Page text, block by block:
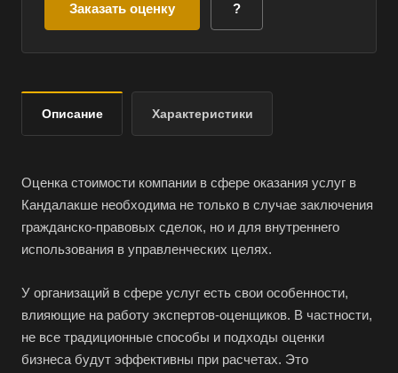
Заказать оценку ?
Описание Характеристики
Оценка стоимости компании в сфере оказания услуг в
Кандалакше необходима не только в случае заключения
гражданско-правовых сделок, но и для внутреннего
использования в управленческих целях.
У организаций в сфере услуг есть свои особенности,
влияющие на работу экспертов-оценщиков. В частности,
не все традиционные способы и подходы оценки
бизнеса будут эффективны при расчетах. Это